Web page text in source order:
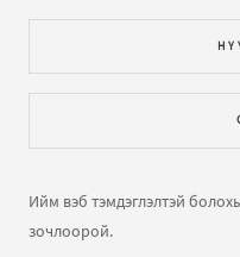
Ийм вэб тэмдэглэлтэй
зочлоорой.